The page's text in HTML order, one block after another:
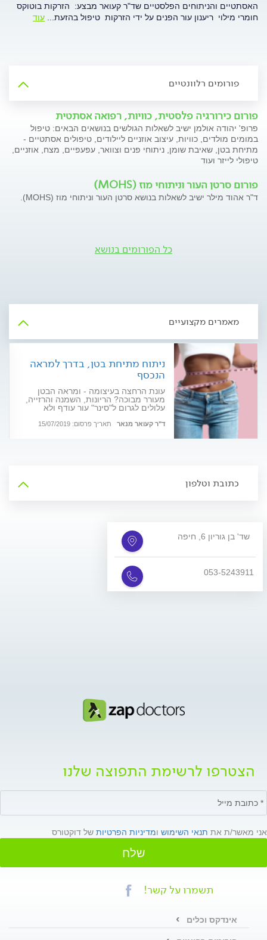
האסתטיים והניתוחים הפלסטיים שד"ר קעואר מבצע:  הזרקות בוטוקס 
חומרי מילוי  ריענון עור הפנים על ידי הזרקות  טיפול בהזעת
עוד
פורומים רלוונטיים
פורום כירורגיה פלסטית, כוויות, רפואה אסתטית
פרופ' יהודה אולמן ישיב לשאלות הגולשים בנושאים הבאים: טיפול
במומים מולדים, כוויות, עיצוב אוזניים ליילודים, טיפולים אסתטיים -
מתיחת בטן, שאיבת שומן, ניתוחי פנים וצוואר, עפעפיים, מצח, אוזניים,
טיפולי לייזר ועוד
פורום סרטן העור וניתוחי מוז (MOHS)
ד"ר אהוד מילר ישיב לשאלות בנושא סרטן העור וניתוחי מוז (MOHS).
כל הפורומים בנושא
מאמרים מקצועיים
ניתוח מתיחת בטן, בדרך למראה
הנכסף
עונת הרחצה בעיצומה - ומראה הבטן
מעורר מבוכה? הריונות, השמנה והרזייה,
עלולים לגרום ל"סינר" עור עודף ולא
ניתוח מתיחת בטן יעניק לכם מחדש מראה
ד"ר קעואר מנאר תאריך פרסום: 15/07/2019
כתובת וטלפון
שד' בן גוריון 6, חיפה
053-5243911
הצטרפו לרשימת התפוצה שלנו
אני מאשר/ת את תנאי השימוש ומדיניות הפרטיות של דוקטורס
שלח
תשמרו על קשר!
אינדקס וכלים